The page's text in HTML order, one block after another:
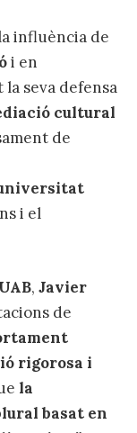
influència de
i en
la seva defensa
cultural
de
i el
, Javier
de
rigorosa i
la
basat en